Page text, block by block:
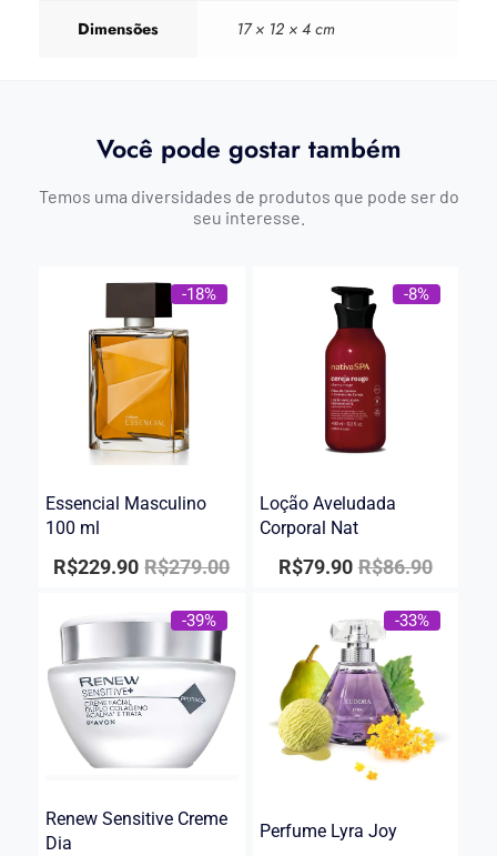
Dimensões 17 × 12 × 4 cm
Você pode gostar também
Temos uma diversidades de produtos que pode ser do
seu interesse.
-18%
Essencial Masculino
100 ml
R$279.00
R$229.90
-8%
Loção Aveludada
Corporal Nat
R$86.90
R$79.90
-39%
Renew Sensitive Creme
Dia
-33%
Perfume Lyra Joy